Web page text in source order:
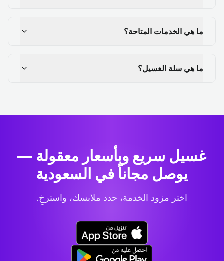
ما هي الخدمات المتاحة؟
ما هي سلة الغسيل؟
غسيل سريع وبأسعار معقولة —
يوصل مجاناً في السعودية
اختر مزود الخدمة، حدد ملابسك، واسترخِ.